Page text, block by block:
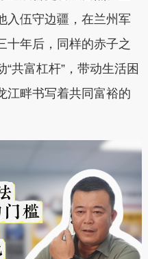
入伍守边疆，在兰州军
十年后，同样的赤子之
共富杠杆”，带动生活困
江畔书写着共同富裕的